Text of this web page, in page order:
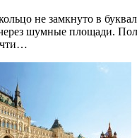
не замкнуто в
шумные площади.